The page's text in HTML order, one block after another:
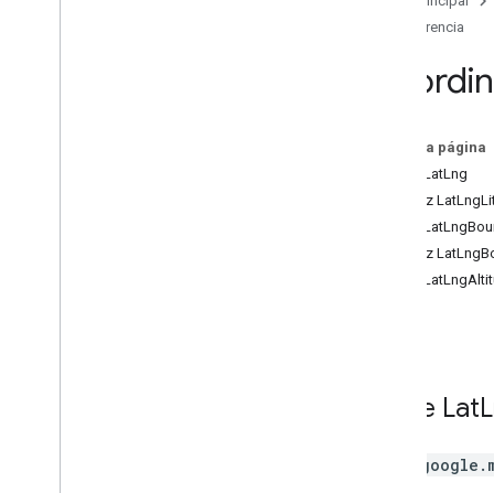
Referencia
En esta página
Clase LatLng
Interfaz LatLng
Clase LatLng
Interfaz LatLng
Clase LatLng
Clase Lat